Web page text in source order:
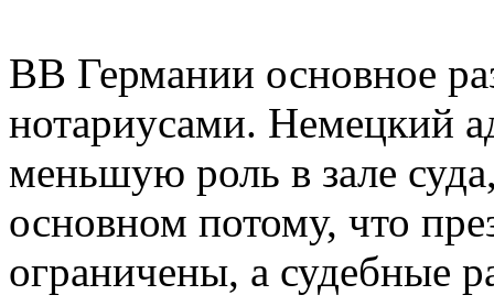
ВВ Германии основное
нотариусами. Немецкий
меньшую роль в зале
основном потому, что
ограничены, а судебные